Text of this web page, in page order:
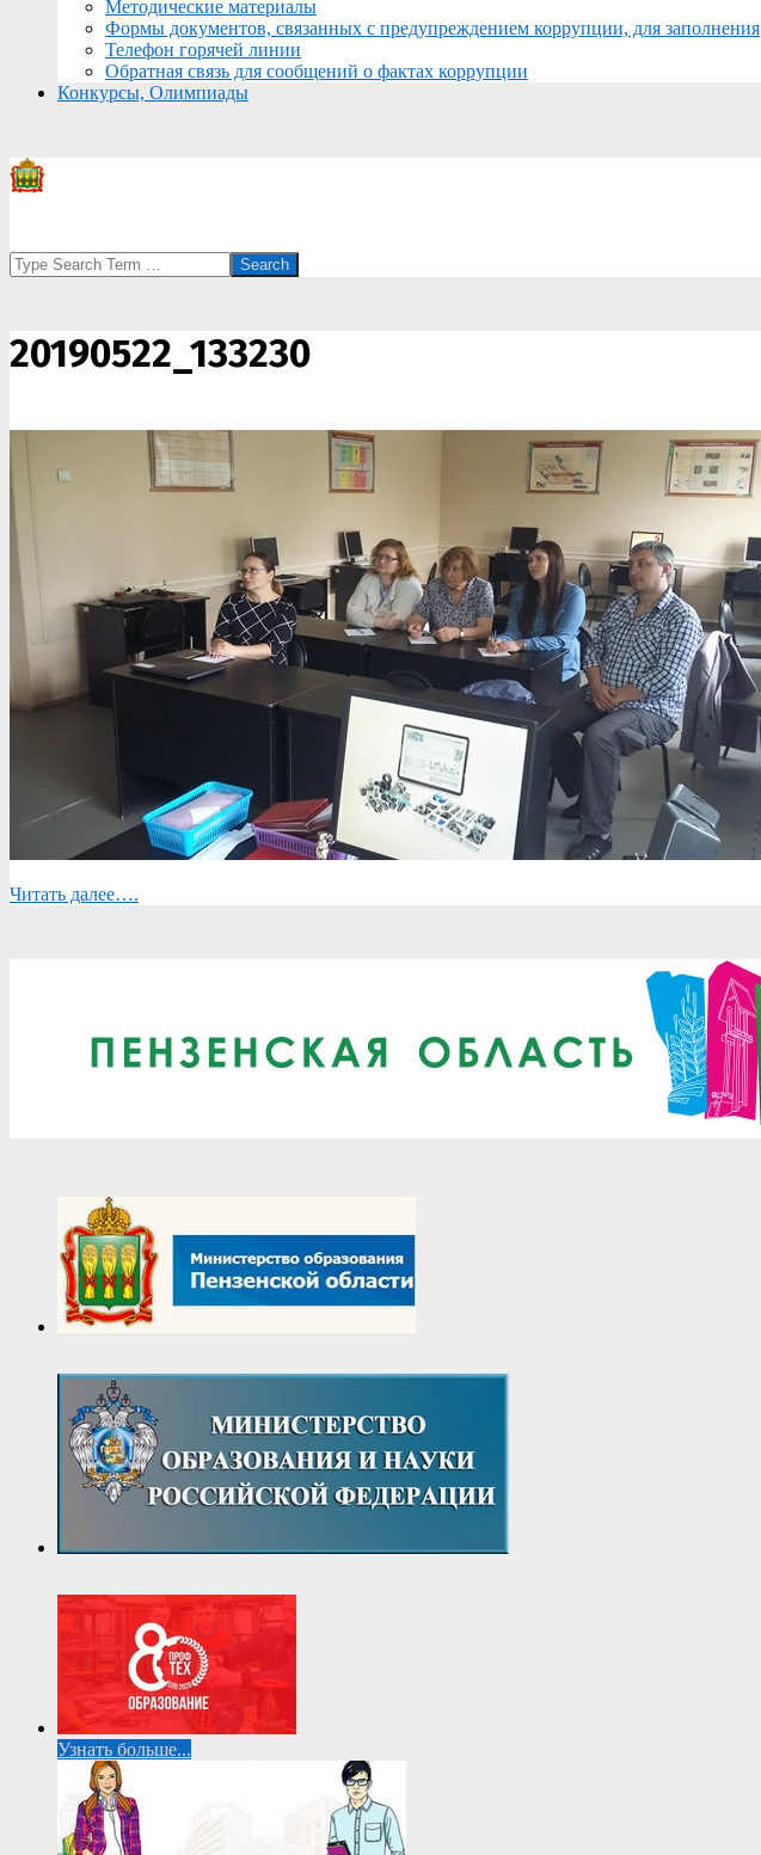
Методические материалы
Формы документов, связанных с предупреждением коррупции, для заполнения
Телефон горячей линии
Обратная связь для сообщений о фактах коррупции
Конкурсы, Олимпиады
Search
20190522_133230
Читать далее….
Узнать больше...